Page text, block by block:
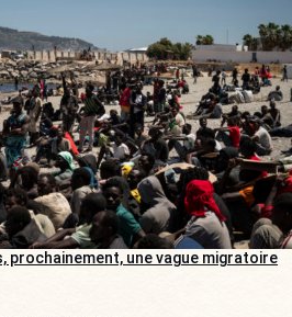
prochainement, une vague migratoire